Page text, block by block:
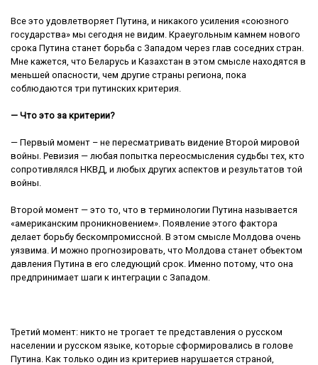
Все это удовлетворяет Путина, и никакого усиления «союзного
государства» мы сегодня не видим. Краеугольным камнем нового
срока Путина станет борьба с Западом через глав соседних стран.
Мне кажется, что Беларусь и Казахстан в этом смысле находятся в
меньшей опасности, чем другие страны региона, пока
соблюдаются три путинских критерия.
— Что это за критерии?
— Первый момент – не пересматривать видение Второй мировой
войны. Ревизия — любая попытка переосмысления судьбы тех, кто
сопротивлялся НКВД, и любых других аспектов и результатов той
войны.
Второй момент — это то, что в терминологии Путина называется
«американским проникновением». Появление этого фактора
делает борьбу бескомпромиссной. В этом смысле Молдова очень
уязвима. И можно прогнозировать, что Молдова станет объектом
давления Путина в его следующий срок. Именно потому, что она
предпринимает шаги к интеграции с Западом.
Третий момент: никто не трогает те представления о русском
населении и русском языке, которые сформировались в голове
Путина. Как только один из критериев нарушается страной,